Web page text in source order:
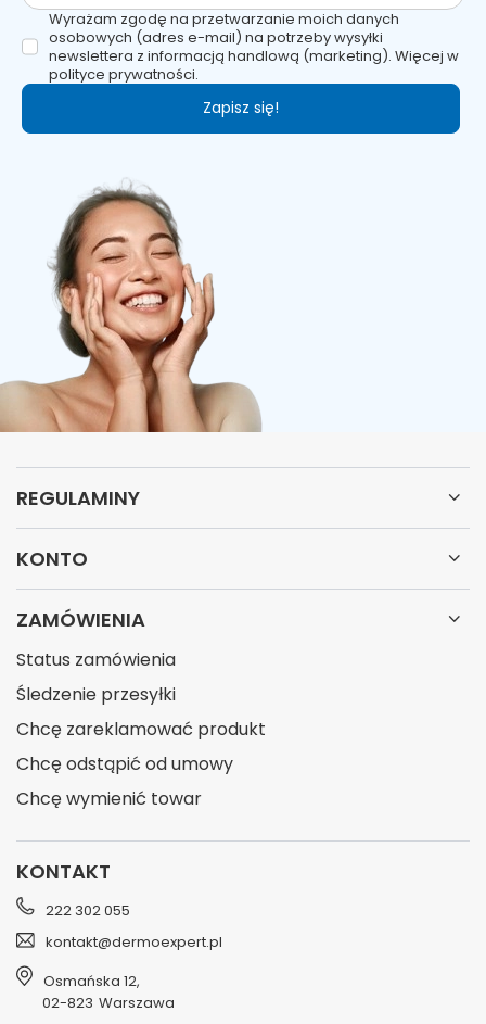
Wyrażam zgodę na przetwarzanie moich danych
osobowych (adres e-mail) na potrzeby wysyłki
newslettera z informacją handlową (marketing). Więcej w
polityce prywatności.
Zapisz się!
REGULAMINY
KONTO
ZAMÓWIENIA
Status zamówienia
Śledzenie przesyłki
Chcę zareklamować produkt
Chcę odstąpić od umowy
Chcę wymienić towar
KONTAKT
222 302 055
kontakt@dermoexpert.pl
Osmańska 12,
02-823 Warszawa